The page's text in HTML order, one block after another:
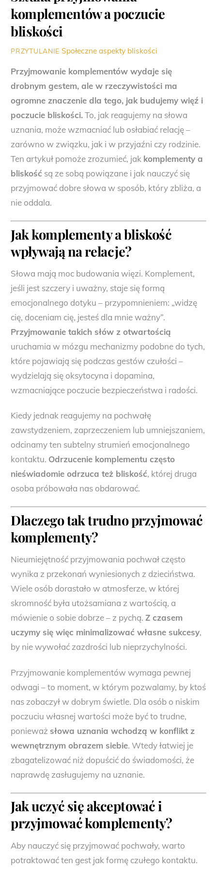
komplementów a poczucie
bliskości
PRZYTULANIE Społeczne aspekty bliskości
Przyjmowanie komplementów wydaje się
drobnym gestem, ale w rzeczywistości ma
ogromne znaczenie dla tego, jak budujemy więź i
poczucie bliskości.To, jak reagujemy na słowa
uznania, może wzmacniać lub osłabiać relację –
zarówno w związku, jak i w przyjaźni czy rodzinie.
Ten artykuł pomoże zrozumieć, jak komplementy a
bliskość są ze sobą powiązane i jak nauczyć się
przyjmować dobre słowa w sposób, który zbliża, a
nie oddala.
Jakkomplementy a bliskość
wpływają na relacje?
Słowa mają moc budowania więzi. Komplement,
jeśli jest szczery i uważny, staje się formą
emocjonalnego dotyku – przypomnieniem: „widzę
cię, doceniam cię, jesteś dla mnie ważny”.
Przyjmowanie takich słów z otwartością
uruchamia w mózgu mechanizmy podobne do tych,
które pojawiają się podczas gestów czułości –
wydzielają się oksytocyna i dopamina,
wzmacniające poczucie bezpieczeństwa i radości.
Kiedy jednak reagujemy na pochwałę
zawstydzeniem, zaprzeczeniem lub umniejszaniem,
odcinamy ten subtelny strumień emocjonalnego
kontaktu. Odrzucenie komplementu często
nieświadomie odrzuca też bliskość, której druga
osoba próbowała nas obdarować.
Dlaczego tak trudno przyjmować
komplementy?
Nieumiejętność przyjmowania pochwał często
wynika z przekonań wyniesionych z dzieciństwa.
Wiele osób dorastało w atmosferze, w której
skromność była utożsamiana z wartością, a
mówienie o sobie dobrze – z pychą. Z czasem
uczymy się więc minimalizować własne sukcesy,
by nie wywołać zazdrości lub nieprzychylności.
Przyjmowanie komplementów wymaga pewnej
odwagi – to moment, w którym pozwalamy, by ktoś
nas zobaczył w dobrym świetle. Dla osób o niskim
poczuciu własnej wartości może być to trudne,
ponieważsłowa uznania wchodzą w konflikt z
wewnętrznym obrazem siebie. Wtedy łatwiej je
zbagatelizować niż dopuścić do świadomości, że
naprawdę zasługujemy na uznanie.
Jak uczyć się akceptować i
przyjmować komplementy?
Aby nauczyć się przyjmować pochwały, warto
potraktować ten gest jak formę czułego kontaktu.